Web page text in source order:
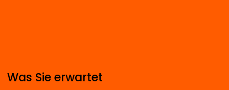
Was Sie erwartet